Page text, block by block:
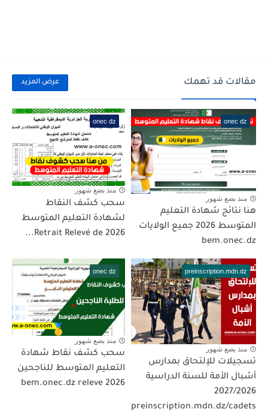
مقالات قد تهمك عرض المزيد
onec dz
منذ بضع شهور
هنا نتائج شهادة التعليم
المتوسط 2026 جميع الولايات
bem.onec.dz
onec dz
منذ بضع شهور
سحب كشف النقاط
لشهادة التعليم المتوسط
2026 Retrait Relevé de...
preinscription.mdn.dz
منذ بضع شهور
تسجيلات للإلتحاق بمدارس
أشبال الأمة للسنة الدراسية
2027/2026
preinscription.mdn.dz/cadets
onec dz
منذ بضع شهور
سحب كشف نقاط شهادة
التعليم المتوسط للناجحين
2026 bem.onec.dz releve